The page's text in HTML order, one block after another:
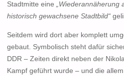
Stadtmitte eine „Wiederannäherung
historisch gewachsene Stadtbild“
Seitdem wird dort aber komplett
gebaut. Symbolisch steht dafür
DDR – Zeiten direkt neben der
Kampf geführt wurde – und die